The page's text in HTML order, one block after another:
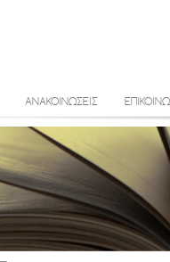
ΑΝΑΚΟΙΝΩΣΕΙΣ